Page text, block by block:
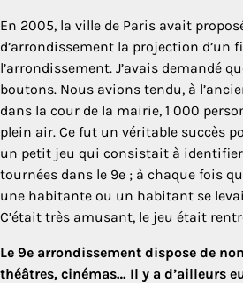
En 2005, la ville de Paris avait
d’arrondissement la projection d’un
l’arrondissement. J’avais demandé
boutons. Nous avions tendu, à
dans la cour de la mairie, 1 000
plein air. Ce fut un véritable succès
un petit jeu qui consistait à identifier
tournées dans le 9e ; à chaque fois
une habitante ou un habitant se
C’était très amusant, le jeu était
Le 9e arrondissement dispose de
théâtres, cinémas… Il y a d’ailleurs